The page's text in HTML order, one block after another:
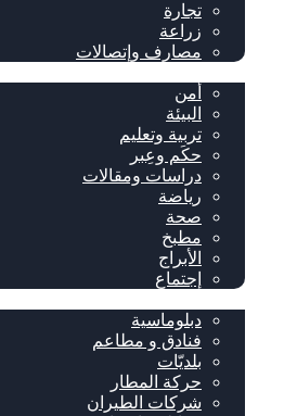
تجارة
زراعة
مصارف وإتصالات
أمن
البيئة
تربية وتعليم
حكَم وعِبر
دراسات ومقالات
رياضة
صحة
مطبخ
الأبراج
إجتماع
دبلوماسية
فنادق و مطاعم
بلديّات
حركة المطار
شركات الطيران